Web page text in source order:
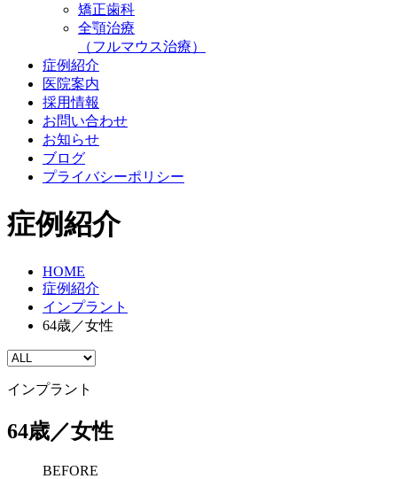
矯正歯科
全顎治療
（フルマウス治療）
症例紹介
医院案内
採用情報
お問い合わせ
お知らせ
ブログ
プライバシーポリシー
症例紹介
HOME
症例紹介
インプラント
64歳／女性
インプラント
64歳／女性
BEFORE